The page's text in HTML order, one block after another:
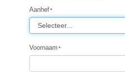
Aanhef
Voornaam